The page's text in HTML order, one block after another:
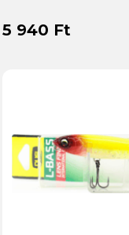
5 940 Ft